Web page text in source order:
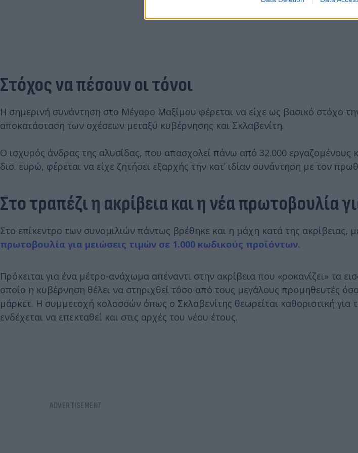
Στόχος να πέσουν οι τόνοι
Η σημερινή συνάντηση στο Μέγαρο Μαξίμου φέρεται να είχε ως βασικό στόχο
αποκατάσταση των σχέσεων μεταξύ κυβέρνησης και Σκλαβενίτη.
Ο ισχυρός άνδρας της αλυσίδας, που απασχολεί πάνω από 32.000 εργαζομένους
δισ. ευρώ, φέρεται να είχε ζητήσει εξαρχής την κατ’ ιδίαν συνάντηση με τον
Στο τραπέζι η ακρίβεια και η νέα πρωτοβουλία
Στο επίκεντρο των συνομιλιών πάντως βρέθηκε και η μάχη κατά της ακρίβειας,
πρωτοβουλία για μειώσεις τιμών σε 1.000 κωδικούς προϊόντων.
Πρόκειται για ένα μέτρο-ανάχωμα απέναντι στην ακρίβεια που «ροκανίζει» τα
οποίο η κυβέρνηση θέλει να στηριχθεί τόσο από τους μεγάλους προμηθευτές
μάρκετ. Η συμμετοχή κολοσσών όπως ο Σκλαβενίτης θεωρείται καθοριστική για
ενδέχεται να επεκταθεί και στις αρχές του νέου έτους.